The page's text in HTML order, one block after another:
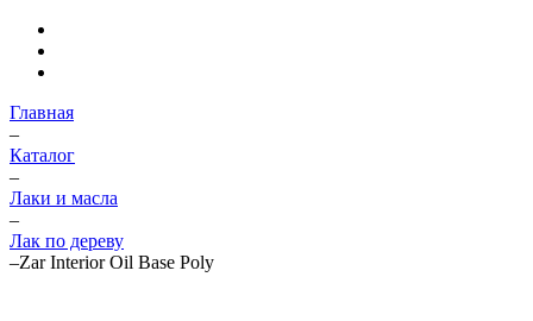
Главная
–
Каталог
–
Лаки и масла
–
Лак по дереву
–Zar Interior Oil Base Poly